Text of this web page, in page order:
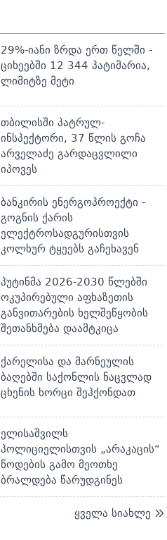
29%-იანი ზრდა ერთ წელში -
ციხეებში 12 344 პატიმარია,
ლიმიტზე მეტი
თბილისში პატრულ-
ინსპექტორი, 37 წლის გოჩა
არველაძე გარდაცვლილი
იპოვეს
ბანკირის ენერგოპროექტი -
გოგნის ქარის
ელექტროსადგურისთვის
კოლხურ ტყეებს გაჩეხავენ
პუტინმა 2026-2030 წლებში
ოკუპირებული აფხაზეთის
განვითარების ხელშეწყობის
შეთანხმება დაამტკიცა
ქარელისა და მარნეულის
ბაღებში საქონლის ნაცვლად
ცხენის ხორცი შეჰქონდათ
ელისაშვილს
პოლიციელისთვის „არაკაცის“
წოდების გამო მეოთხე
ბრალდება წარუდგინეს
ყველა სიახლე